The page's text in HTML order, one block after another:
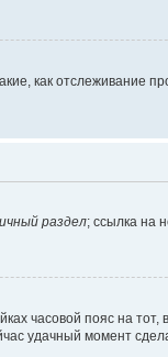
как отслеживание
раздел; ссылка на
часовой пояс на тот,
удачный момент